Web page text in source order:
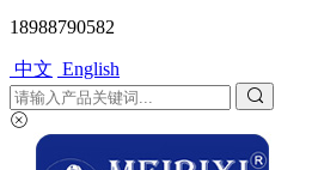
18988790582
中文 English